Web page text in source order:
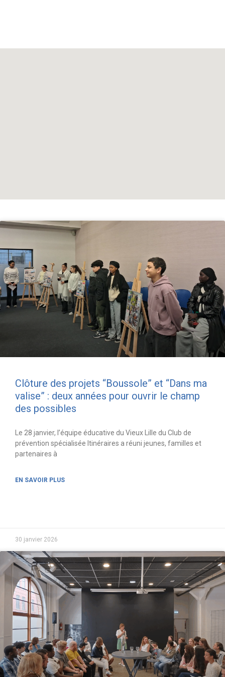
Clôture des projets “Boussole” et “Dans ma
valise” : deux années pour ouvrir le champ
des possibles
Le 28 janvier, l’équipe éducative du Vieux Lille du Club de
prévention spécialisée Itinéraires a réuni jeunes, familles et
partenaires à
EN SAVOIR PLUS
30 janvier 2026